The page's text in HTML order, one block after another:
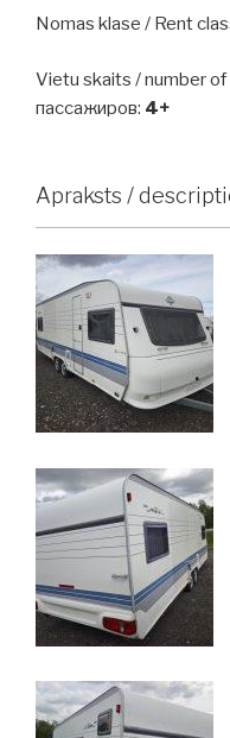
Nomas klase / Rent
Vietu skaits / number
пассажиров: 4+
Apraksts /